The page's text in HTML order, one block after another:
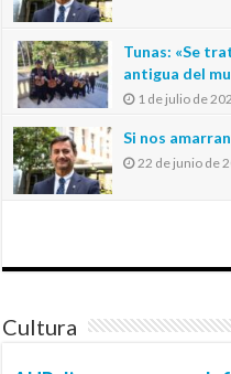
Tunas: «Se
antigua del
1 de julio de
Si nos
22 de junio de
Cultura